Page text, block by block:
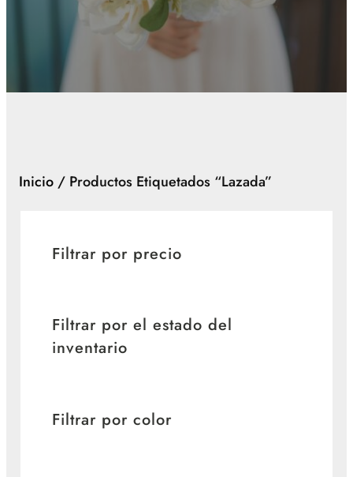
Inicio / Productos Etiquetados “lazada”
Filtrar por precio
Filtrar por el estado del
inventario
Filtrar por color